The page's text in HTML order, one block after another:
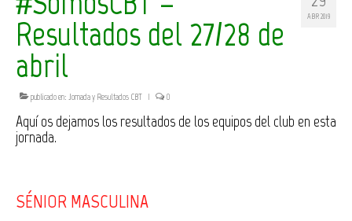
Juega en CBT
Campus de Verano
Torneo 3×3 Verano
ABR 2019
Resultados del 27/28 de
abril
publicado en: Jornada y Resultados CBT | 0
Aquí os dejamos los resultados de los equipos del club en esta
jornada.
SÉNIOR MASCULINA